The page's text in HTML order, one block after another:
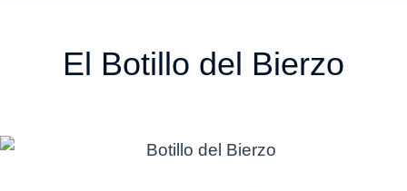
El Botillo del Bierzo